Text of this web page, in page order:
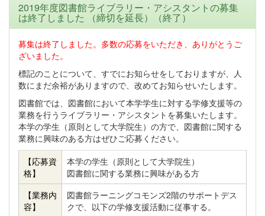
2019年度図書館ライブラリー・アシスタントの募集
は終了しました （締切を延長）（終了）
募集は終了しました。多数の応募をいただき、ありがとうご
ざいました。
標記のことについて、すでにお知らせをしておりますが、人
数にまだ余裕がありますので、改めてお知らせいたします。
図書館では、図書館において本学学生に対する学修支援等の
業務を行うライブラリー・アシスタントを募集いたします。
本学の学生（原則として大学院生）の方で、図書館に関する
業務に興味のある方はぜひご応募ください。
【応募資
格】
本学の学生（原則として大学院生）
図書館に関する業務に興味がある方
【業務内
容】
図書館ラーニングコモンズ2階のサポートデス
クで、以下の学修支援活動に従事する。